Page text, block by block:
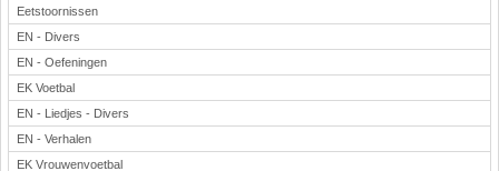
Eetstoornissen
EN - Divers
EN - Oefeningen
EK Voetbal
EN - Liedjes - Divers
EN - Verhalen
EK Vrouwenvoetbal